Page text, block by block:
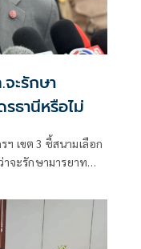
ะรักษา
ธานีหรือไม่
เขต 3 ชี้สนามเลือก